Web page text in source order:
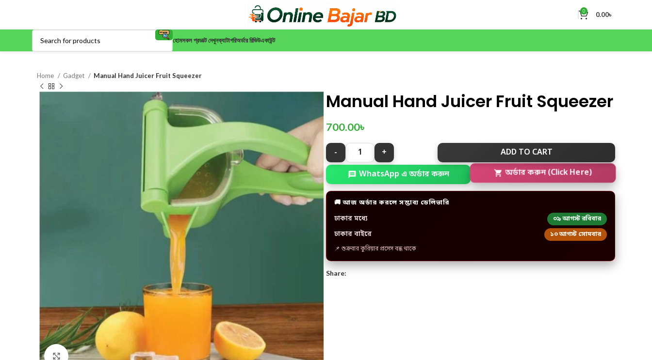
0 0.00৳
হোমসকল প্রডাক্ট দেখুনক্যাটাগরিঅর্ডার রিভিউএকাউন্ট
Home Gadget Manual Hand Juicer Fruit Squeezer
Click to enlarge
Manual Hand Juicer Fruit Squeezer
700.00৳
ADD TO CART
WhatsApp এ অর্ডার করুন অর্ডার করুন (Click Here)
🚚 আজ অর্ডার করলে সম্ভাব্য ডেলিভারি
ঢাকার মধ্যে ০৯ আগস্ট রবিবার
ঢাকার বাইরে ১০ আগস্ট সোমবার
📌 শুক্রবার কুরিয়ার প্রসেস বন্ধ থাকে
Share: